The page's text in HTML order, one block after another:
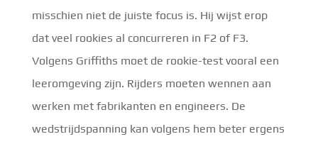
misschien niet de juiste focus is. Hij wijst erop
dat veel rookies al concurreren in F2 of F3.
Volgens Griffiths moet de rookie-test vooral een
leeromgeving zijn. Rijders moeten wennen aan
werken met fabrikanten en engineers. De
wedstrijdspanning kan volgens hem beter ergens